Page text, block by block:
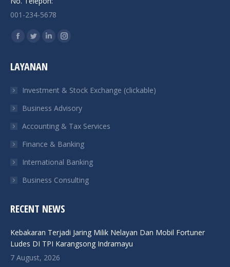
001-234-5678
Find us on:
Facebook
opens
new
window
Twitter
opens
new
window
Linkedin
new
window
Instagram
new
window
LAYANAN
Investment & Stock Exchange (clickable)
Business Advisory
Accounting & Tax Services
Finance & Banking
International Banking
Business Consulting
RECENT NEWS
Kebakaran Terjadi Jaring Milik Nelayan Dan Mobil Fortuner
Ludes DI TPI Karangsong Indramayu
7 August, 2026